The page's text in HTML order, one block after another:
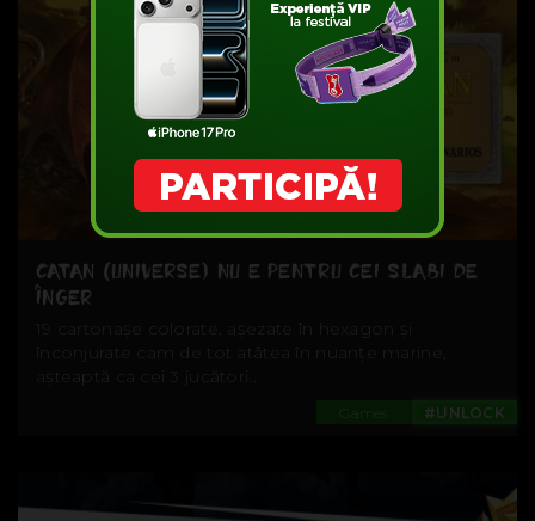
CATAN (UNIVERSE) NU E PENTRU CEI SLABI DE
ÎNGER
19 cartonașe colorate, așezate în hexagon și
înconjurate cam de tot atâtea în nuanțe marine,
așteaptă ca cei 3 jucători...
#UNLOCK
Games